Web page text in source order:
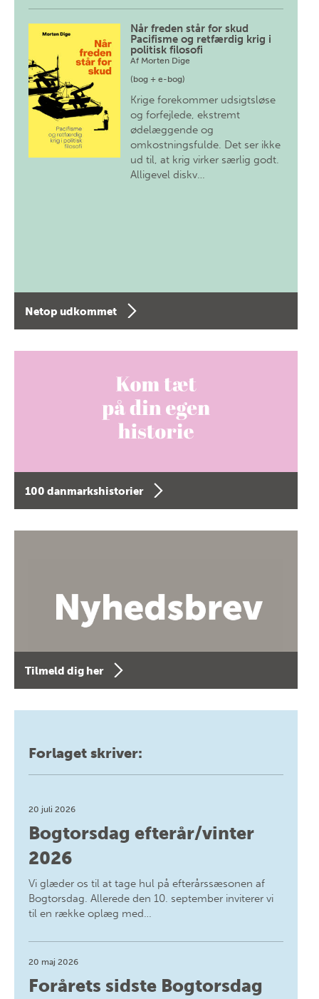
Når freden står for skud
Pacifisme og retfærdig krig i
politisk filosofi
Af Morten Dige
(bog + e-bog)
Krige forekommer udsigtsløse
og forfejlede, ekstremt
ødelæggende og
omkostningsfulde. Det ser ikke
ud til, at krig virker særlig godt.
Alligevel diskv…
Netop udkommet
100 danmarkshistorier
Tilmeld dig her
Forlaget skriver:
20 juli 2026
Bogtorsdag efterår/vinter
2026
Vi glæder os til at tage hul på efterårssæsonen af
Bogtorsdag. Allerede den 10. september inviterer vi
til en række oplæg med…
20 maj 2026
Forårets sidste Bogtorsdag